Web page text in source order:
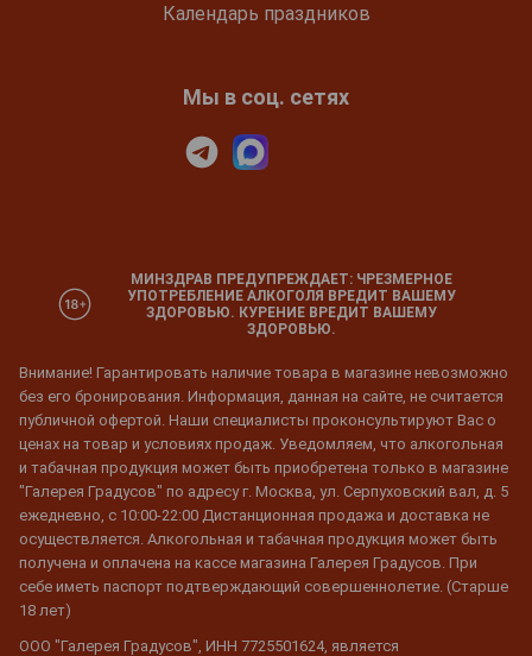
Календарь праздников
Мы в соц. сетях
МИНЗДРАВ ПРЕДУПРЕЖДАЕТ: ЧРЕЗМЕРНОЕ
УПОТРЕБЛЕНИЕ АЛКОГОЛЯ ВРЕДИТ ВАШЕМУ
ЗДОРОВЬЮ. КУРЕНИЕ ВРЕДИТ ВАШЕМУ
ЗДОРОВЬЮ.
Внимание! Гарантировать наличие товара в магазине невозможно
без его бронирования. Информация, данная на сайте, не считается
публичной офертой. Наши специалисты проконсультируют Вас о
ценах на товар и условиях продаж. Уведомляем, что алкогольная
и табачная продукция может быть приобретена только в магазине
"Галерея Градусов" по адресу г. Москва, ул. Серпуховский вал, д. 5
ежедневно, с 10:00-22:00 Дистанционная продажа и доставка не
осуществляется. Алкогольная и табачная продукция может быть
получена и оплачена на кассе магазина Галерея Градусов. При
себе иметь паспорт подтверждающий совершеннолетие. (Старше
18 лет)
ООО "Галерея Градусов", ИНН 7725501624, является